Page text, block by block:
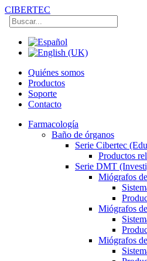
CIBERTEC
Quiénes somos
Productos
Soporte
Contacto
Farmacología
Baño de órganos
Serie Cibertec
Productos
Serie DMT
Miógrafos
Miógrafos
Miógrafos